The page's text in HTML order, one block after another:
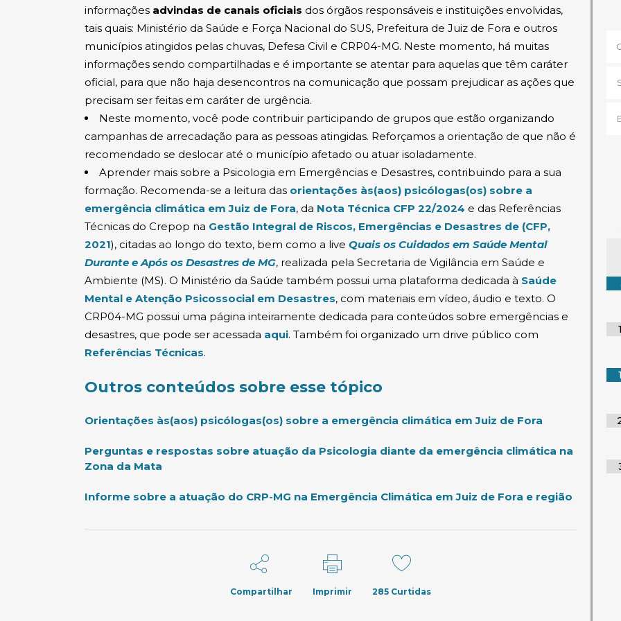
informações advindas de canais oficiais dos órgãos responsáveis e instituições envolvidas,
tais quais: Ministério da Saúde e Força Nacional do SUS, Prefeitura de Juiz de Fora e outros
municípios atingidos pelas chuvas, Defesa Civil e CRP04-MG. Neste momento, há muitas
informações sendo compartilhadas e é importante se atentar para aquelas que têm caráter
oficial, para que não haja desencontros na comunicação que possam prejudicar as ações que
precisam ser feitas em caráter de urgência.
Neste momento, você pode contribuir participando de grupos que estão organizando
campanhas de arrecadação para as pessoas atingidas. Reforçamos a orientação de que não é
recomendado se deslocar até o município afetado ou atuar isoladamente.
Aprender mais sobre a Psicologia em Emergências e Desastres, contribuindo para a sua
formação. Recomenda-se a leitura das orientações às(aos) psicólogas(os) sobre a
emergência climática em Juiz de Fora(abre em nova janela)
, da Nota Técnica CFP 22/2024 (abre em nova janela)
e das Referências
Técnicas do Crepop na Gestão Integral de Riscos, Emergências e Desastres de (CFP,
2021(abre em nova janela)
), citadas ao longo do texto, bem como a live Quais os Cuidados em Saúde Mental
Durante e Após os Desastres de MG(abre em nova janela)
, realizada pela Secretaria de Vigilância em Saúde e
Ambiente (MS). O Ministério da Saúde também possui uma plataforma dedicada à Saúde
Mental e Atenção Psicossocial em Desastres(abre em nova janela)
, com materiais em vídeo, áudio e texto. O
CRP04-MG possui uma página inteiramente dedicada para conteúdos sobre emergências e
desastres, que pode ser acessada aqui. Também foi organizado um drive público com
Referências Técnicas(abre em nova janela)
.
Outros conteúdos sobre esse tópico
Orientações às(aos) psicólogas(os) sobre a emergência climática em Juiz de Fora (abre em
Perguntas e respostas sobre atuação da Psicologia diante da emergência climática na
Zona da Mata
Informe sobre a atuação do CRP-MG na Emergência Climática em Juiz de Fora e região
Compartilhar Imprimir 285 Curtidas